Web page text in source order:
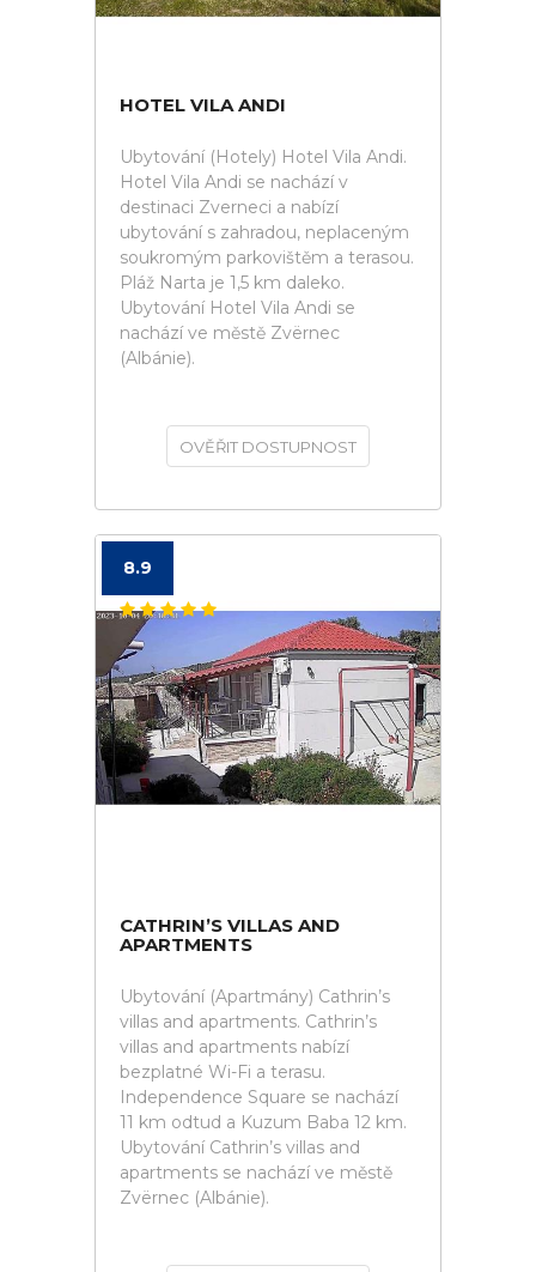
HOTEL VILA ANDI
Ubytování (Hotely) Hotel Vila Andi.
Hotel Vila Andi se nachází v
destinaci Zverneci a nabízí
ubytování s zahradou, neplaceným
soukromým parkovištěm a terasou.
Pláž Narta je 1,5 km daleko.
Ubytování Hotel Vila Andi se
nachází ve městě Zvërnec
(Albánie).
OVĚŘIT DOSTUPNOST
8.9
CATHRIN’S VILLAS AND
APARTMENTS
Ubytování (Apartmány) Cathrin’s
villas and apartments. Cathrin’s
villas and apartments nabízí
bezplatné Wi-Fi a terasu.
Independence Square se nachází
11 km odtud a Kuzum Baba 12 km.
Ubytování Cathrin’s villas and
apartments se nachází ve městě
Zvërnec (Albánie).